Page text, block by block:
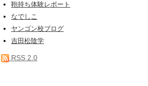
鞄持ち体験レポート
なでしこ
ヤンゴン校ブログ
吉田松陰学
RSS 2.0